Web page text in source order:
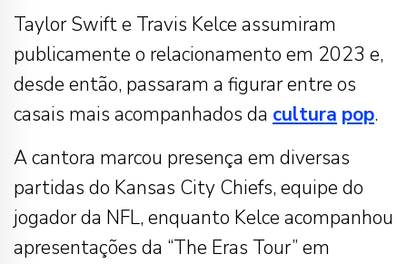
Taylor Swift e Travis Kelce assumiram
publicamente o relacionamento em 2023 e,
desde então, passaram a figurar entre os
casais mais acompanhados da cultura pop.
A cantora marcou presença em diversas
partidas do Kansas City Chiefs, equipe do
jogador da NFL, enquanto Kelce acompanhou
apresentações da “The Eras Tour” em